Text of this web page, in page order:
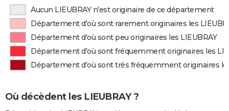
Aucun LIEUBRAY n'est originaire de ce département
Département d'où sont rarement originaires les
Département d'où sont peu originaires les LIEUBRAY
Département d'où sont fréquemment originaires les
Département d'où sont très fréquemment originaires
Où décèdent les LIEUBRAY ?